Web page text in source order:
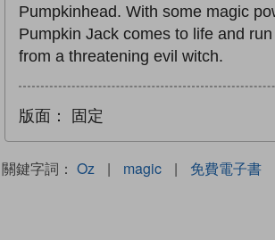
Pumpkinhead. With some magic
Pumpkin Jack comes to life and
from a threatening evil witch.
版面： 固定
關鍵字詞： Oz | magic | 免費電子書